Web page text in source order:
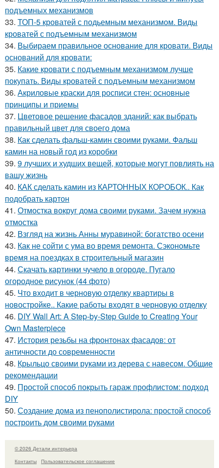
подъемных механизмов
33. ТОП-5 кроватей с подьемным механизмом. Виды
кроватей с подъемным механизмом
34. Выбираем правильное основание для кровати. Виды
оснований для кровати:
35. Какие кровати с подъемным механизмом лучше
покупать. Виды кроватей с подъемным механизмом
36. Акриловые краски для росписи стен: основные
принципы и приемы
37. Цветовое решение фасадов зданий: как выбрать
правильный цвет для своего дома
38. Как сделать фальш-камин своими руками. Фальш
камин на новый год из коробки
39. 9 лучших и худших вещей, которые могут повлиять на
вашу жизнь
40. КАК сделать камин из КАРТОННЫХ КОРОБОК.. Как
подобрать картон
41. Отмостка вокруг дома своими руками. Зачем нужна
отмостка
42. Взгляд на жизнь Анны муравиной: богатство осени
43. Как не сойти с ума во время ремонта. Сэкономьте
время на поездках в строительный магазин
44. Скачать картинки чучело в огороде. Пугало
огородное рисунок (44 фото)
45. Что входит в черновую отделку квартиры в
новостройке.. Какие работы входят в черновую отделку
46. DIY Wall Art: A Step-by-Step Guide to Creating Your
Own Masterpiece
47. История резьбы на фронтонах фасадов: от
античности до современности
48. Крыльцо своими руками из дерева с навесом. Общие
рекомендации
49. Простой способ покрыть гараж профлистом: подход
DIY
50. Создание дома из пенополистирола: простой способ
построить дом своими руками
© 2026 Детали интерьера
Контакты
Пользовательское соглашение